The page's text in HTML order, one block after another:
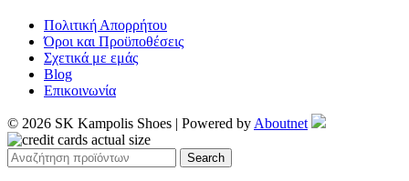
Πολιτική Απορρήτου
Όροι και Προϋποθέσεις
Σχετικά με εμάς
Blog
Επικοινωνία
© 2026 SK Kampolis Shoes | Powered by Aboutnet
Search